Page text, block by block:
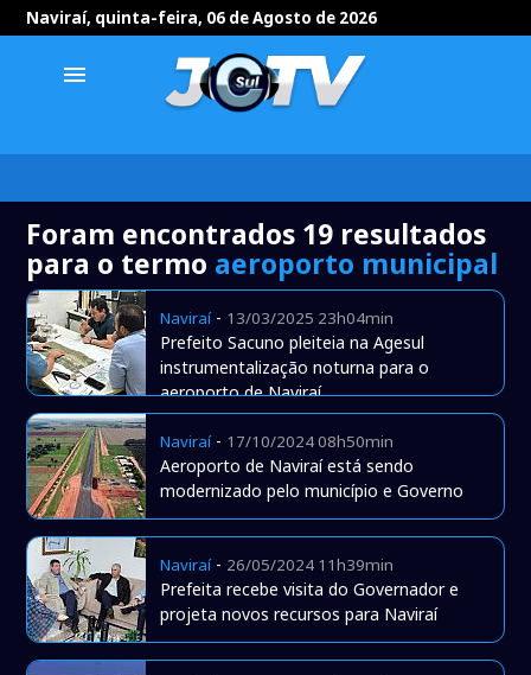
Naviraí, quinta-feira, 06 de Agosto de 2026
menu
Foram encontrados 19 resultados
para o termo aeroporto municipal
Naviraí- 13/03/2025 23h04min
Prefeito Sacuno pleiteia na Agesul
instrumentalização noturna para o
aeroporto de Naviraí
Naviraí- 17/10/2024 08h50min
Aeroporto de Naviraí está sendo
modernizado pelo município e Governo
Naviraí- 26/05/2024 11h39min
Prefeita recebe visita do Governador e
projeta novos recursos para Naviraí